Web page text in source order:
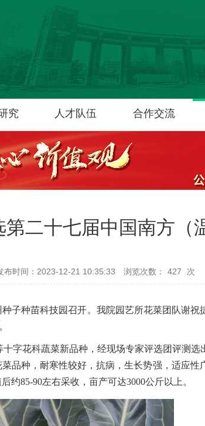
究 人才队伍 合作交流
第二十七届中国南方
布时间：2023-12-21 10:35:33 浏览次数： 427 次
子种苗科技园召开。我院园艺所花菜团队谢
十字花科蔬菜新品种，经现场专家评选团评测选
菜品种，耐寒性较好，抗病，生长势强，适应性
约85-90左右采收，亩产可达3000公斤以上。